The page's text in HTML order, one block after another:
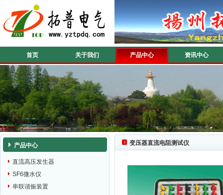
首页 关于我们 产品中心 资讯中心
产品中心
直流高压发生器
SF6微水仪
串联谐振装置
变压器直流电阻测试仪